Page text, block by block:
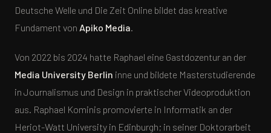
Deutsche Welle und Die Zeit Online bildet das kreative
Fundament von Apiko Media
Von 2022 bis 2024 hatte Raphael eine Gastdozentur an der
Media University Berlin inne und bildete Masterstudierende
in Journalismus und Design in praktischer Videoproduktion
aus. Raphael Kominis promovierte in Informatik an der
Heriot-Watt University in Edinburgh; in seiner Doktorarbeit